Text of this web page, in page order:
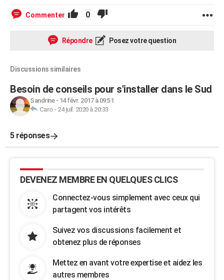
Commenter 0
Répondre Posez votre question
Discussions similaires
Besoin de conseils pour s'installer dans le Sud
Sandrine- 14 févr. 2017 à 09:51
Caro- 24 juil. 2020 à 20:33
5 réponses
DEVENEZ MEMBRE EN QUELQUES CLICS
Connectez-vous simplement avec ceux qui
partagent vos intérêts
Suivez vos discussions facilement et
obtenez plus de réponses
Mettez en avant votre expertise et aidez les
autres membres